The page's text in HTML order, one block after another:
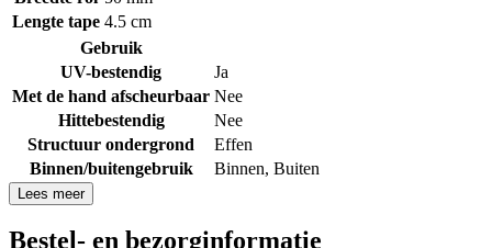
Lengte tape 4.5 cm
Gebruik
UV-bestendig
Ja
Met de hand afscheurbaar Nee
Hittebestendig
Nee
Structuur ondergrond
Effen
Binnen/buitengebruik
Binnen, Buiten
Lees meer
Bestel- en bezorginformatie